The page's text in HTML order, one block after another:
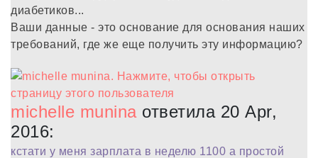
диабетиков...
Ваши данные - это основание для основания наших
требований, где же еще получить эту информацию?
michelle munina ответила 20 Apr,
2016:
кстати у меня зарплата в неделю 1100 а простой